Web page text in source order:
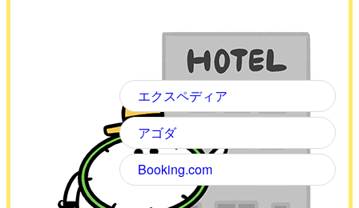
エクスペディア
アゴダ
Booking.com